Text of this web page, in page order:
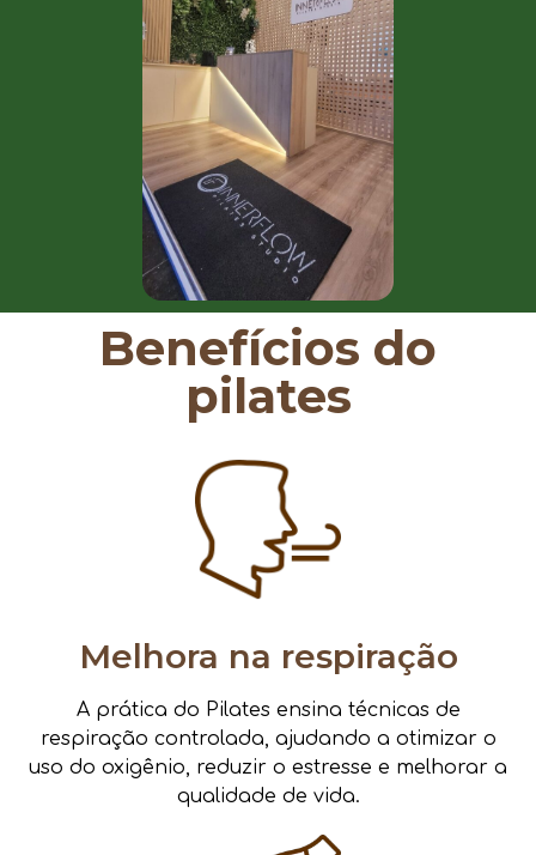
Benefícios do
pilates
Melhora na respiração
A prática do Pilates ensina técnicas de
respiração controlada, ajudando a otimizar o
uso do oxigênio, reduzir o estresse e melhorar a
qualidade de vida.